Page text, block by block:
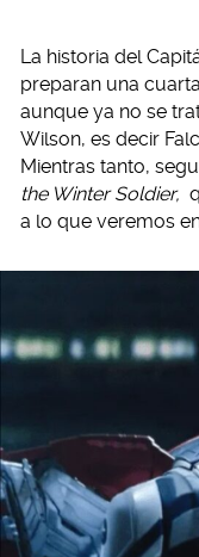
La historia del
preparan una
aunque ya no se
Wilson, es decir
Mientras tanto,
the Winter Soldier,
a lo que veremos